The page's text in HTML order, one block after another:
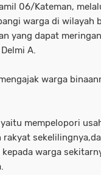
06/Kateman,
warga di wilayah
yang dapat
A.
warga
mempelopori
warga